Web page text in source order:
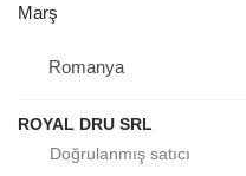
Marş
Romanya
ROYAL DRU SRL